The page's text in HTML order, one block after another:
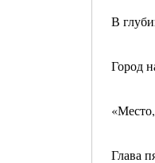
В
Город
Глава